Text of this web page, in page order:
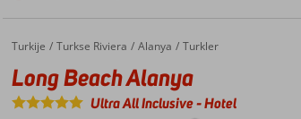
Home
Turkije Turkse Riviera Alanya Turkler
Long Beach Alanya
Long Beach Alanya
Ultra All Inclusive-Hotel